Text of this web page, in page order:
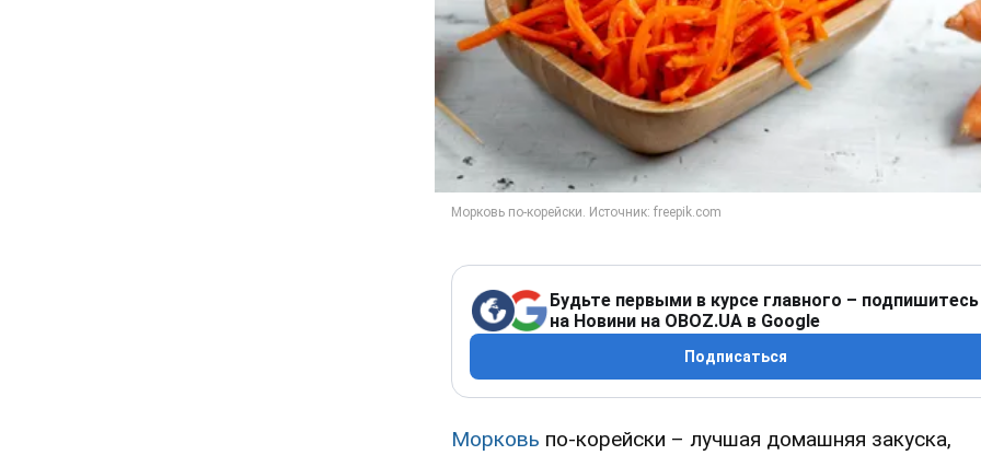
Будьте первыми в курсе главного – подпишитесь
на Новини на OBOZ.UA в Google
Подписаться
Морковь по-корейски – лучшая домашняя закуска,